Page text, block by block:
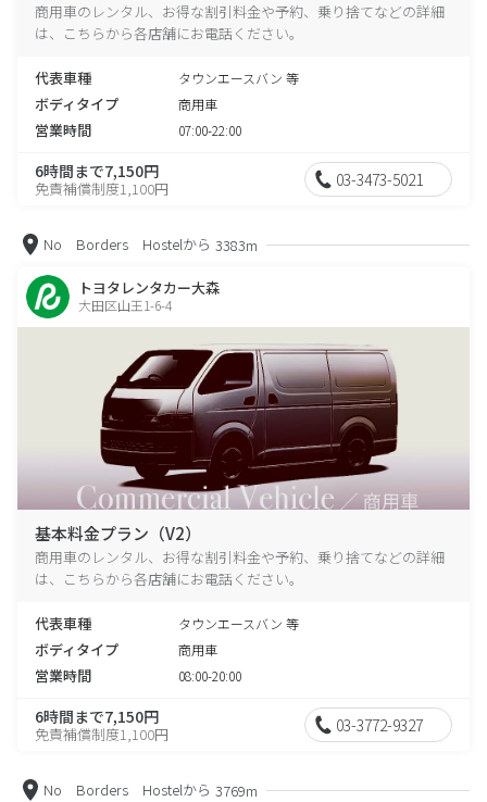
商用車のレンタル、お得な割引料金や予約、乗り捨てなどの詳細
は、こちらから各店舗にお電話ください。
代表車種 タウンエースバン 等
ボディタイプ 商用車
営業時間 07:00-22:00
6時間まで7,150円
免責補償制度1,100円 03-3473-5021
No Borders Hostelから 3383m
トヨタレンタカー大森
大田区山王1-6-4
基本料金プラン（V2）
商用車のレンタル、お得な割引料金や予約、乗り捨てなどの詳細
は、こちらから各店舗にお電話ください。
代表車種 タウンエースバン 等
ボディタイプ 商用車
営業時間 08:00-20:00
6時間まで7,150円
免責補償制度1,100円 03-3772-9327
No Borders Hostelから 3769m